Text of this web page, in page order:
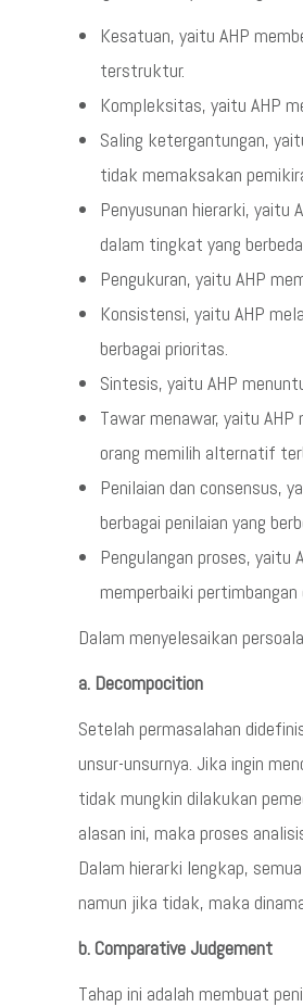
Kesatuan, yaitu AHP
terstruktur.
Kompleksitas, yaitu AHP
Saling ketergantungan,
tidak memaksakan
Penyusunan hierarki, yaitu
dalam tingkat yang
Pengukuran, yaitu AHP
Konsistensi, yaitu AHP
berbagai prioritas.
Sintesis, yaitu AHP
Tawar menawar, yaitu
orang memilih alternatif
Penilaian dan consensus,
berbagai penilaian yang
Pengulangan proses, yaitu
memperbaiki
Dalam menyelesaikan
a. Decompocition
Setelah permasalahan
unsur-unsurnya. Jika ingin
tidak mungkin dilakukan
alasan ini, maka proses
Dalam hierarki lengkap,
namun jika tidak, maka
b. Comparative Judgement
Tahap ini adalah membuat